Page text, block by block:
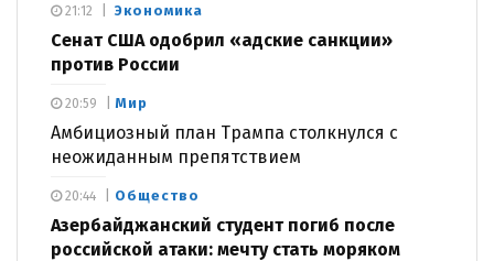
Экономика
Сенат США одобрил «адские санкции»
против России
21:12
Мир
Амбициозный план Трампа столкнулся с
неожиданным препятствием
20:59
Общество
Азербайджанский студент погиб после
российской атаки: мечту стать моряком
20:44